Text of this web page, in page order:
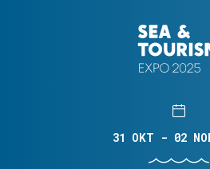
31 OKT - 02